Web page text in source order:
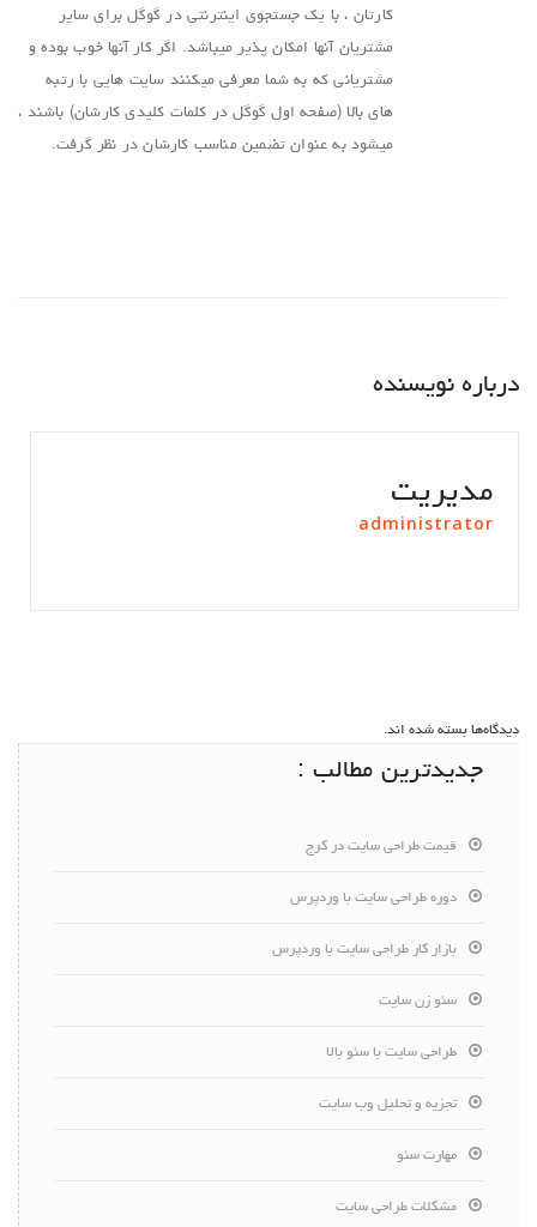
کارتان ، با یک جستجوی اینترنتی در گوگل برای سایر
مشتریان آنها امکان پذیر میباشد. اگر کار آنها خوب بوده و
مشتریانی که به شما معرفی میکنند سایت هایی با رتبه
های بالا (صفحه اول گوگل در کلمات کلیدی کارشان) باشند ،
میشود به عنوان تضمین مناسب کارشان در نظر گرفت.
درباره نویسنده
مدیریت
administrator
دیدگاه‌ها بسته شده اند.
جدیدترین مطالب :
قیمت طراحی سایت در کرج
دوره طراحی سایت با وردپرس
بازار کار طراحی سایت با وردپرس
سئو زن سایت
طراحی سایت با سئو بالا
تجزیه و تحلیل وب سایت
مهارت سئو
مشکلات طراحی سایت